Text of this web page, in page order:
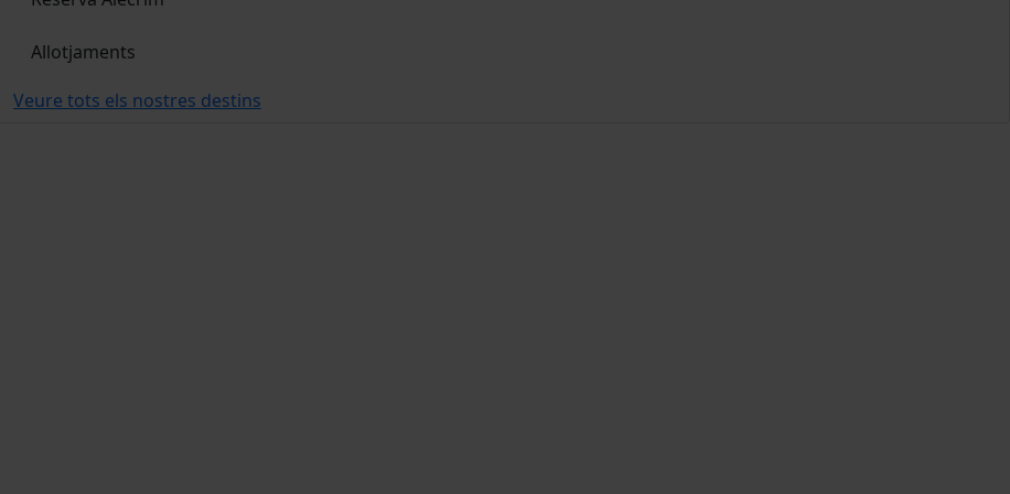
Allotjaments
Veure tots els nostres destins